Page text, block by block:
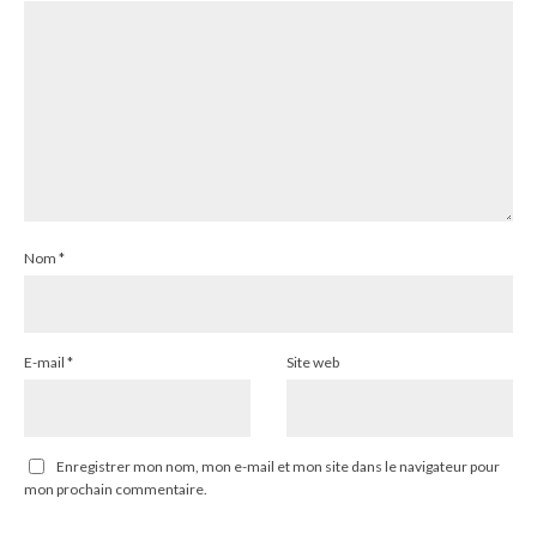
Nom *
E-mail * Site web
Enregistrer mon nom, mon e-mail et mon site dans le navigateur pour
mon prochain commentaire.